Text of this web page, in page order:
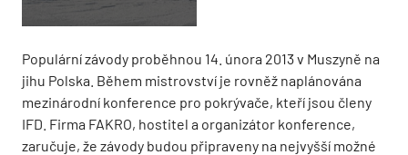
Populární závody proběhnou 14. února 2013 v Muszyně na
jihu Polska. Během mistrovství je rovněž naplánována
mezinárodní konference pro pokrývače, kteří jsou členy
IFD. Firma FAKRO, hostitel a organizátor konference,
zaručuje, že závody budou připraveny na nejvyšší možné